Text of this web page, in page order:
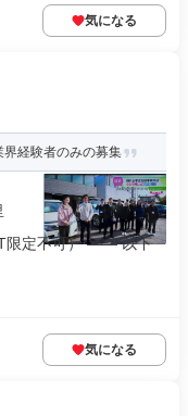
気になる
界経験者のみの募集
限定不可） ―― 以下
気になる